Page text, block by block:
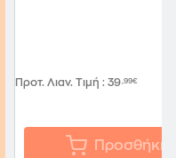
Προτ. Λιαν. Τιμή : 39,99€
Προσθήκη